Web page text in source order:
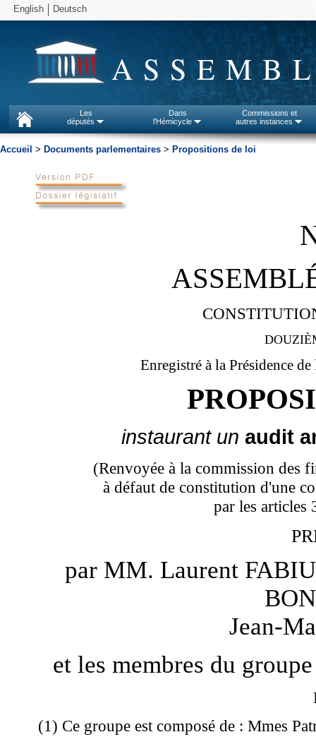
English Deutsch
Les
députés
Dans
l'Hémicycle
Commissions et
autres instances
Accueil > Documents parlementaires > Propositions de loi
Enregistré à la Présidence
instaurant un audit
(Renvoyée à la commission des
à défaut de constitution d'une
par les articles
par MM. Laurent
Jean-
et les membres du
(1) Ce groupe est composé de : Mmes